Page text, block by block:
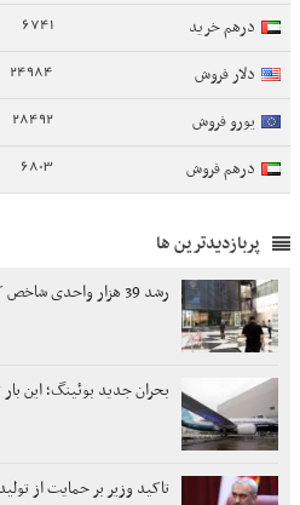
درهم خرید 6741
دلار فروش 24984
یورو فروش 28492
درهم فروش 6803
پربازدیدترین ها
رشد 39 هزار واحدی شاخص کل در یک روز پرعرضه
بحران جدید بوئینگ؛ این بار
تاکید وزیر بر حمایت از